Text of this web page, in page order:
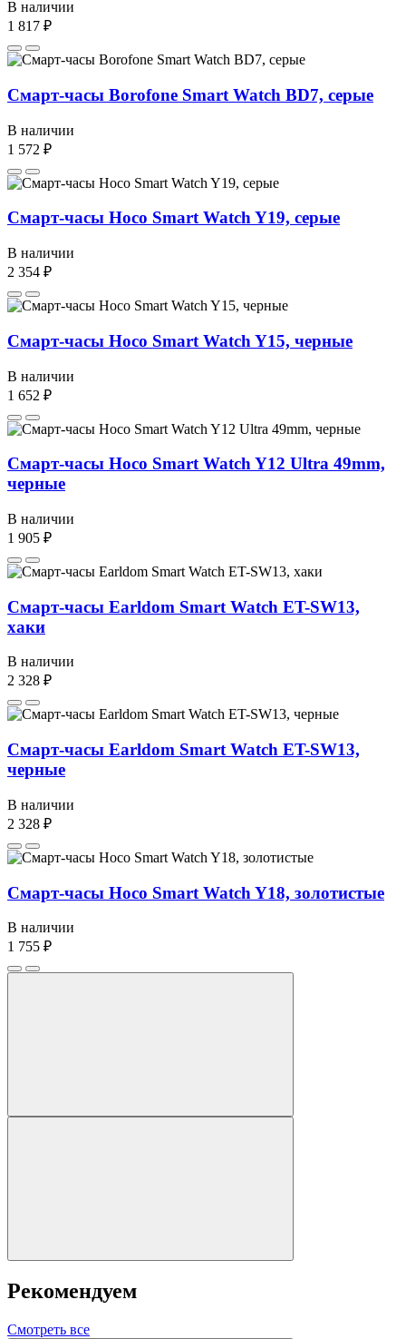
В наличии
1 817 ₽
Смарт-часы Borofone Smart Watch BD7, серые
В наличии
1 572 ₽
Смарт-часы Hoco Smart Watch Y19, серые
В наличии
2 354 ₽
Смарт-часы Hoco Smart Watch Y15, черные
В наличии
1 652 ₽
Смарт-часы Hoco Smart Watch Y12 Ultra 49mm,
черные
В наличии
1 905 ₽
Смарт-часы Earldom Smart Watch ET-SW13,
хаки
В наличии
2 328 ₽
Смарт-часы Earldom Smart Watch ET-SW13,
черные
В наличии
2 328 ₽
Смарт-часы Hoco Smart Watch Y18, золотистые
В наличии
1 755 ₽
Рекомендуем
Смотреть все